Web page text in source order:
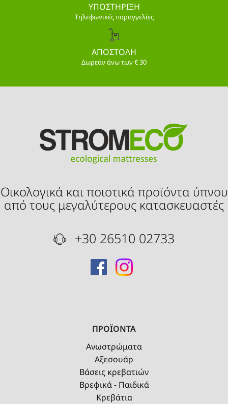
ΥΠΟΣΤΗΡΙΞΗ
Τηλεφωνικές παραγγελίες
ΑΠΟΣΤΟΛΗ
Δωρεάν άνω των € 30
Οικολογικά και ποιοτικά προϊόντα ύπνου
από τους μεγαλύτερους κατασκευαστές
+30 26510 02733
ΠΡΟΪΟΝΤΑ
Ανωστρώματα
Αξεσουάρ
Βάσεις κρεβατιών
Βρεφικά - Παιδικά
Κρεβάτια